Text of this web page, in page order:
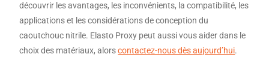
découvrir les avantages, les inconvénients, la compatibilité, les
applications et les considérations de conception du
caoutchouc nitrile. Elasto Proxy peut aussi vous aider dans le
choix des matériaux, alorscontactez-nous dès aujourd’hui.